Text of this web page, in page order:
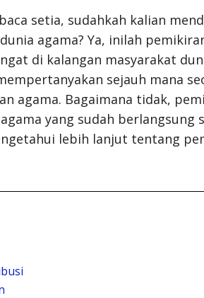
setia, sudahkah kalian
agama? Ya, inilah
di kalangan masyarakat
sejauh mana
agama. Bagaimana tidak,
yang sudah berlangsung
lebih lanjut tentang